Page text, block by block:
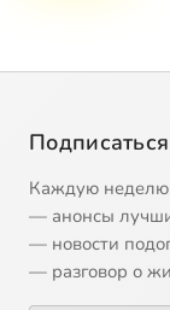
Каждую неделю
— анонсы
— новости
— разговор о